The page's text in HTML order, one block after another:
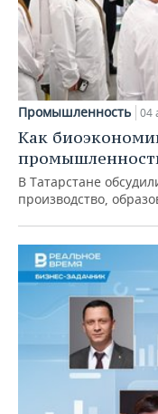
Промышленность 04
Как
В Татарстане
производство,